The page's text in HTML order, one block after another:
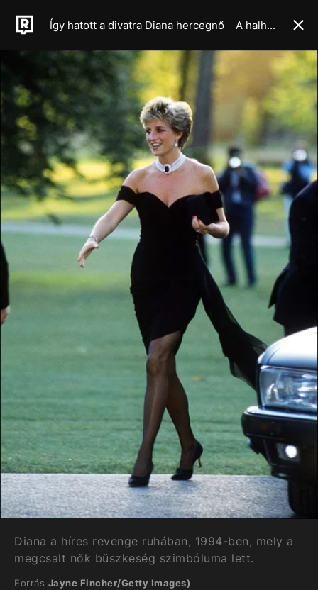
Így hatott a divatra Diana hercegnő – A halhatatlan stílusikon öröksége, a minimalista, szabad és rebellis ruhatár titka
Diana a híres revenge ruhában, 1994-ben, mely a
megcsalt nők büszkeség szimbóluma lett.
Forrás Jayne Fincher/Getty Images)